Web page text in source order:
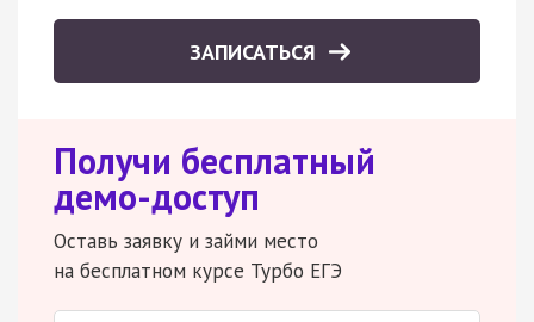
ЗАПИСАТЬСЯ
Получи бесплатный
демо-доступ
Оставь заявку и займи место
на бесплатном курсе Турбо ЕГЭ